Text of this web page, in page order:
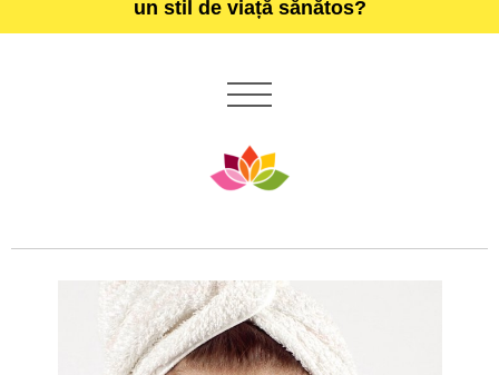
un stil de viață sănătos?